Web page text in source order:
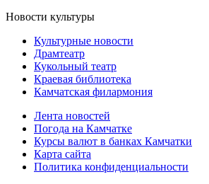
Новости культуры
Культурные новости
Драмтеатр
Кукольный театр
Краевая библиотека
Камчатская филармония
Лента новостей
Погода на Камчатке
Курсы валют в банках Камчатки
Карта сайта
Политика конфиденциальности